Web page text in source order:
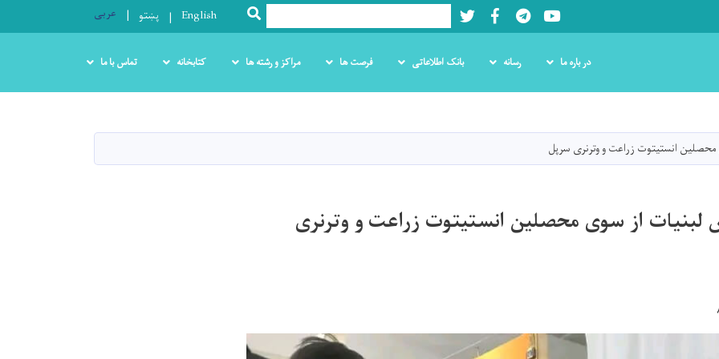
content
Youtube
LinkedIn
Facebook
Twitter
Search
SEARCH
English پښتو عربی
در باره ما رسانه بانک اطلاعاتی فرصت ها مراکز و رشته ها کتابخانه تماس با ما
انستیتوت زراعت و وترنری سرپل
لبنیات از سوی محصلین انستیتوت زراعت و وترنری